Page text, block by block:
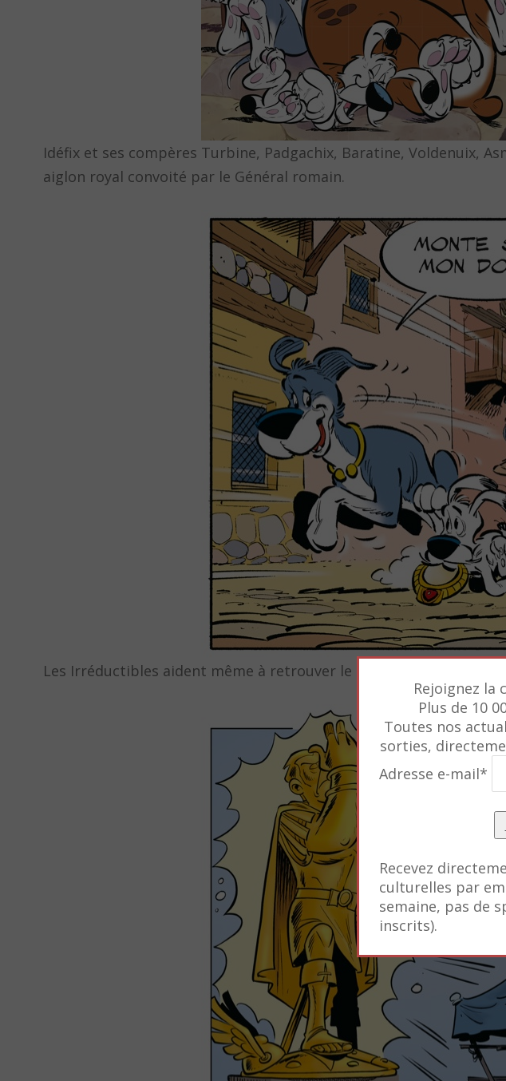
Idéfix et ses compères Turbine, Padgachix, Baratine, Voldenuix,
aiglon royal convoité par le Général romain.
Les Irréductibles aident même à retrouver le collier de rubis volé
Rejoignez la
Plus de 10
Toutes nos
sorties,
Adresse e-mail*
Recevez
culturelles par
semaine, pas de
inscrits).